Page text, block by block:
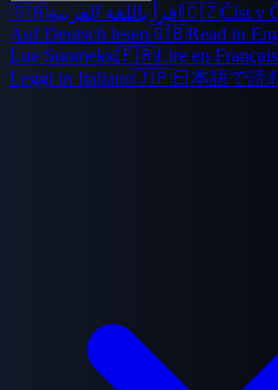
🇸🇦اقرأ باللغة العربية 🇨🇿Číst v
Auf Deutsch lesen🇬🇧Read in
Lue Suomeksi🇫🇷Lire en Français
Leggi in Italiano🇯🇵日本語で読